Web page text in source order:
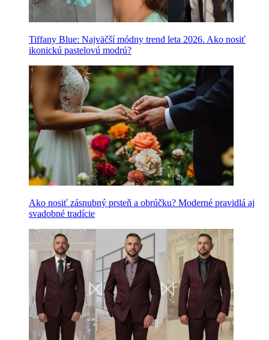
Tiffany Blue: Najväčší módny trend leta 2026. Ako nosiť
ikonickú pastelovú modrú?
Ako nosiť zásnubný prsteň a obrúčku? Moderné pravidlá aj
svadobné tradície